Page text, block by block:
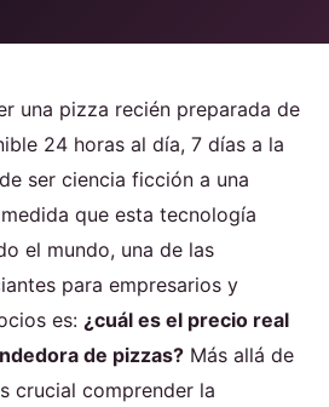
con nosotros
una pizza recién preparada de
24 horas al día, 7 días a la
ser ciencia ficción a una
que esta tecnología
el mundo, una de las
para empresarios y
es: ¿cuál es el precio real
de pizzas? Más allá de
crucial comprender la